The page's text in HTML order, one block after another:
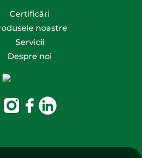
Certificări
noastre
Servicii
Despre noi